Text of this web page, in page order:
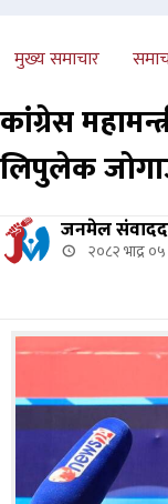
national
मुख्य समाचार
कांग्रेस
लिपुलेक
जनमेल
२०८२ भाद्र